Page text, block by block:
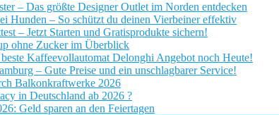
– Das größte Designer Outlet im Norden entdecken
Hunden – So schützt du deinen Vierbeiner effektiv
– Jetzt Starten und Gratisprodukte sichern!
ohne Zucker im Überblick
Kaffeevollautomat Delonghi Angebot noch Heute!
– Gute Preise und ein unschlagbarer Service!
Balkonkraftwerke 2026
in Deutschland ab 2026 ?
Geld sparen an den Feiertagen